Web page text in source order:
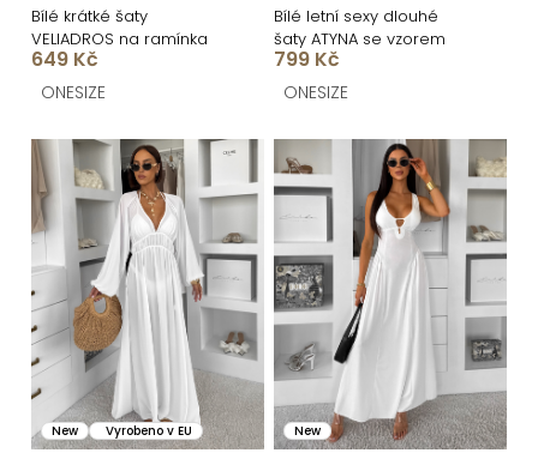
ů
u
k
ů
Bílé krátké šaty
VELIADROS na ramínka
649 Kč
ONESIZE
Bílé letní sexy dlouhé
šaty ATYNA se vzorem
799 Kč
ONESIZE
New Vyrobeno v EU New